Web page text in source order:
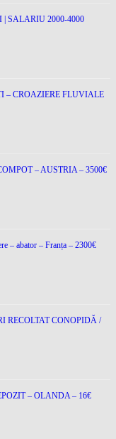
SALARIU 2000-4000
– CROAZIERE FLUVIALE
– AUSTRIA – 3500€
– abator – Franța – 2300€
RECOLTAT CONOPIDĂ /
– OLANDA – 16€